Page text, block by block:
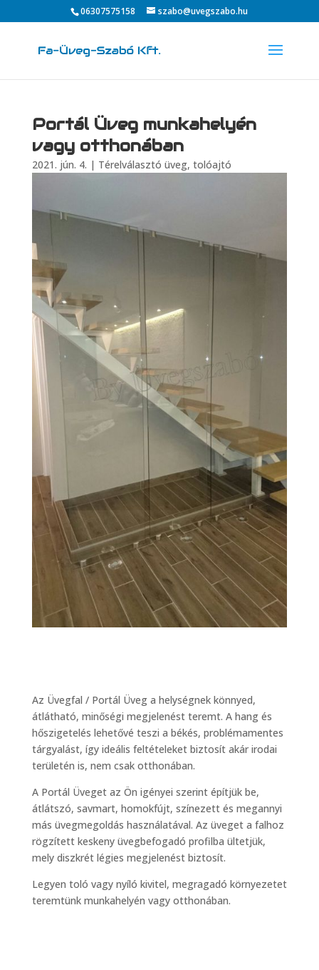
06307575158 szabo@uvegszabo.hu
Portál Üveg munkahelyén
vagy otthonában
2021. jún. 4. | Térelválasztó üveg, tolóajtó
Az Üvegfal / Portál Üveg a helységnek könnyed,
átlátható, minőségi megjelenést teremt. A hang és
hőszigetelés lehetővé teszi a békés, problémamentes
tárgyalást, így ideális feltételeket biztosít akár irodai
területén is, nem csak otthonában.
A Portál Üveget az Ön igényei szerint építjük be,
átlátszó, savmart, homokfújt, színezett és megannyi
más üvegmegoldás használatával. Az üveget a falhoz
rögzített keskeny üvegbefogadó profilba ültetjük,
mely diszkrét légies megjelenést biztosít.
Legyen toló vagy nyíló kivitel, megragadó környezetet
teremtünk munkahelyén vagy otthonában.